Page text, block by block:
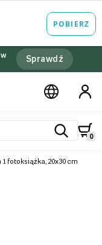
Sprawdź
0
fotoksiążka, 20x30 cm